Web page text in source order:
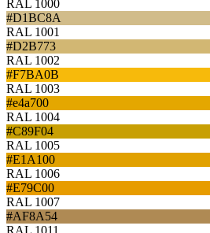
RAL 1000
#D1BC8A
RAL 1001
#D2B773
RAL 1002
#F7BA0B
RAL 1003
#e4a700
RAL 1004
#C89F04
RAL 1005
#E1A100
RAL 1006
#E79C00
RAL 1007
#AF8A54
RAL 1011